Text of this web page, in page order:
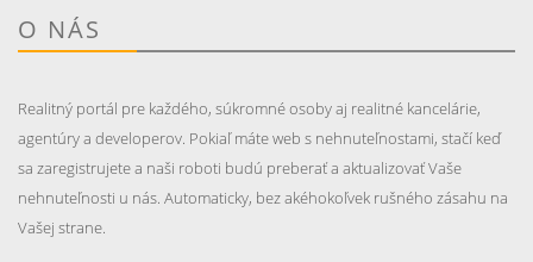
O NÁS
Realitný portál pre každého, súkromné osoby aj realitné kancelárie,
agentúry a developerov. Pokiaľ máte web s nehnuteľnostami, stačí keď
sa zaregistrujete a naši roboti budú preberať a aktualizovať Vaše
nehnuteľnosti u nás. Automaticky, bez akéhokoľvek rušného zásahu na
Vašej strane.